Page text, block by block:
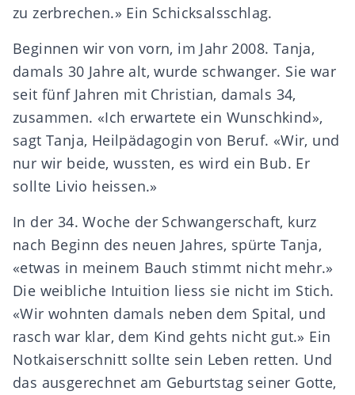
zu zerbrechen.» Ein Schicksalsschlag.
Beginnen wir von vorn, im Jahr 2008. Tanja,
damals 30 Jahre alt, wurde schwanger. Sie war
seit fünf Jahren mit Christian, damals 34,
zusammen. «Ich erwartete ein Wunschkind»,
sagt Tanja, Heilpädagogin von Beruf. «Wir, und
nur wir beide, wussten, es wird ein Bub. Er
sollte Livio heissen.»
In der 34. Woche der Schwangerschaft, kurz
nach Beginn des neuen Jahres, spürte Tanja,
«etwas in meinem Bauch stimmt nicht mehr.»
Die weibliche Intuition liess sie nicht im Stich.
«Wir wohnten damals neben dem Spital, und
rasch war klar, dem Kind gehts nicht gut.» Ein
Notkaiserschnitt sollte sein Leben retten. Und
das ausgerechnet am Geburtstag seiner Gotte,